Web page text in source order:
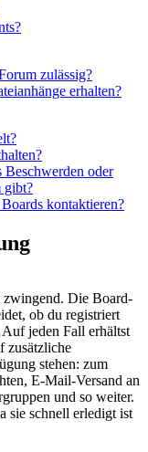
zulässig?
erhalten?
oder
gibt?
kontaktieren?
zwingend. Die Board-
ob du registriert
jeden Fall erhältst
zusätzliche
stehen: zum
E-Mail-Versand an
und so weiter.
sie schnell erledigt ist